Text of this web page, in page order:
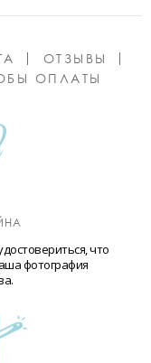
ОТЗЫВЫ
ОПЛАТЫ
что
фотография